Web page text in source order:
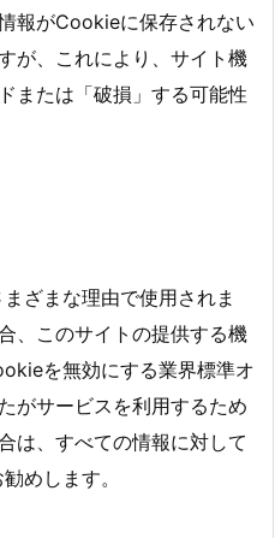
報がСооkіеに保存されない
が、これにより、サイト機
または「破損」する可能性
ざまな理由で使用されま
、このサイトの提供する機
を無効にする業界標準オ
がサービスを利用するため
は、すべての情報に対して
めします。